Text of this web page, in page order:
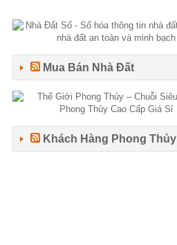
Mua Bán Nhà Đất
Khách Hàng Phong Thủy